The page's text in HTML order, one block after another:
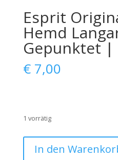
Esprit
Hemd
Gepunktet |
€7,00
1 vorrätig
Originals
In den